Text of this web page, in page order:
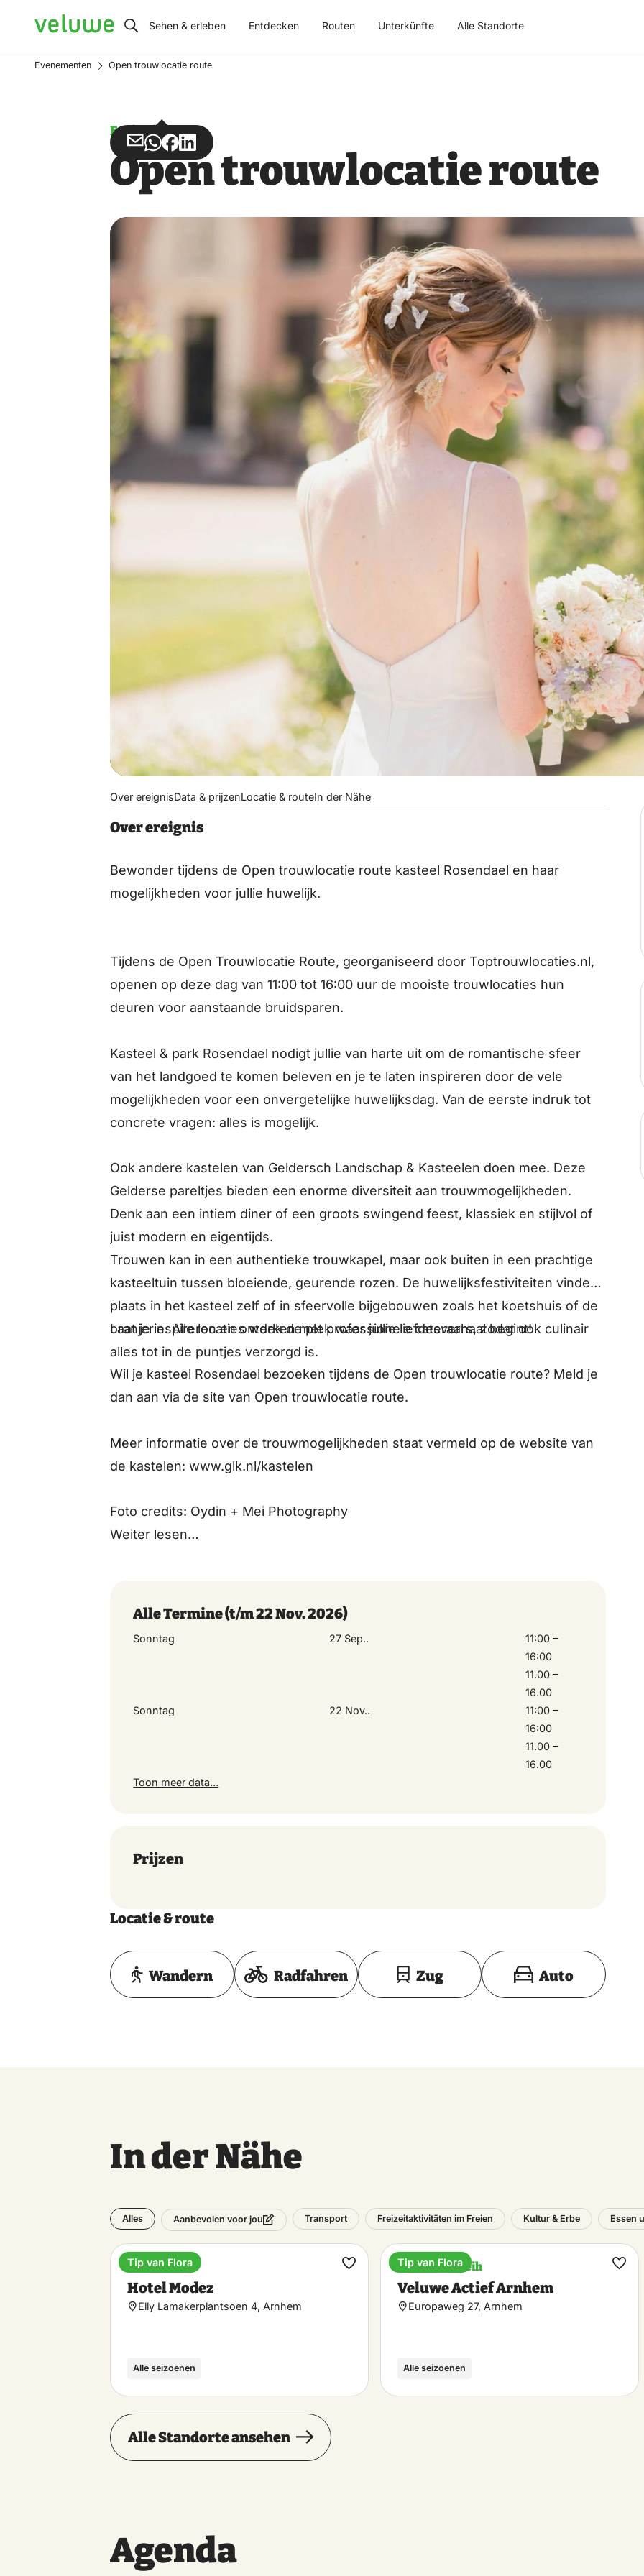
Veluwe Sehen & erleben Entdecken Routen Unterkünfte Alle Standorte
Evenementen Open trouwlocatie route
Ereignis
Teilen
über
Email
Teilen
über
WhatsApp
Teilen
auf
Teilen
auf
Open trouwlocatie route
Over ereignisData & prijzenLocatie & routeIn der Nähe
Over ereignis
Bewonder tijdens de Open trouwlocatie route kasteel Rosendael en haar
mogelijkheden voor jullie huwelijk.
Tijdens de Open Trouwlocatie Route, georganiseerd door Toptrouwlocaties.nl,
openen op deze dag van 11:00 tot 16:00 uur de mooiste trouwlocaties hun
deuren voor aanstaande bruidsparen.
Kasteel & park Rosendael nodigt jullie van harte uit om de romantische sfeer
van het landgoed te komen beleven en je te laten inspireren door de vele
mogelijkheden voor een onvergetelijke huwelijksdag. Van de eerste indruk tot
concrete vragen: alles is mogelijk.
Ook andere kastelen van Geldersch Landschap & Kasteelen doen mee. Deze
Gelderse pareltjes bieden een enorme diversiteit aan trouwmogelijkheden.
Denk aan een intiem diner of een groots swingend feest, klassiek en stijlvol of
juist modern en eigentijds.
Trouwen kan in een authentieke trouwkapel, maar ook buiten in een prachtige
kasteeltuin tussen bloeiende, geurende rozen. De huwelijksfestiviteiten vinden
plaats in het kasteel zelf of in sfeervolle bijgebouwen zoals het koetshuis of de
oranjerie. Alle locaties werken met professionele cateraars, zodat ook culinair
alles tot in de puntjes verzorgd is.
Laat je inspireren en ontdek de plek waar jullie liefdesverhaal begint!
Wil je kasteel Rosendael bezoeken tijdens de Open trouwlocatie route? Meld je
dan aan via de site van Open trouwlocatie route.
Meer informatie over de trouwmogelijkheden staat vermeld op de website van
de kastelen: www.glk.nl/kastelen
Foto credits: Oydin + Mei Photography
Weiter lesen…
Alle Termine(t/m 22 Nov. 2026)
Sonntag 27 Sep..
11:00 –
16:00
11.00 –
16.00
Sonntag
22 Nov..
11:00 –
16:00
11.00 –
16.00
Toon meer data…
Prijzen
Locatie & route
Toon op kaart
Wandern Radfahren Zug Auto
In der Nähe
Alles Aanbevolen voor jou Transport Freizeitaktivitäten im Freien Kultur & Erbe Essen
Hotel
Hotel Modez
Elly Lamakerplantsoen 4, Arnhem
Alle seizoenen
Tip van Flora
Favorit
Fahrradverleih
Veluwe Actief Arnhem
Europaweg 27, Arnhem
Alle seizoenen
Tip van Flora
Alle Standorte ansehen
Agenda